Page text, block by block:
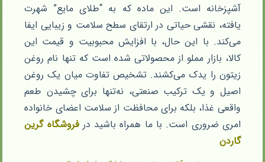
آشپزخانه است. این ماده که به “طلای مایع” شهرت
یافته، نقشی حیاتی در ارتقای سطح سلامت و زیبایی ایفا
می‌کند. با این حال، با افزایش محبوبیت و قیمت این
کالا، بازار مملو از محصولاتی شده است که تنها نام روغن
زیتون را یدک می‌کشند. تشخیص تفاوت میان یک روغن
اصیل و یک ترکیب صنعتی، نه‌تنها برای چشیدن طعم
واقعی غذا، بلکه برای محافظت از سلامت اعضای خانواده
امری ضروری است. با ما همراه باشید درفروشگاه گرین
گاردن